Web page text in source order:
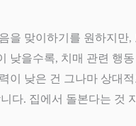
을 맞이하기를 원하지만
낮을수록, 치매 관련 행
이 낮은 건 그나마 상대
다. 집에서 돌본다는 것